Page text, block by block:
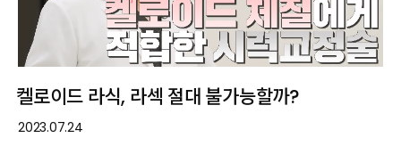
켈로이드 라식, 라섹 절대 불가능할까?
2023.07.24